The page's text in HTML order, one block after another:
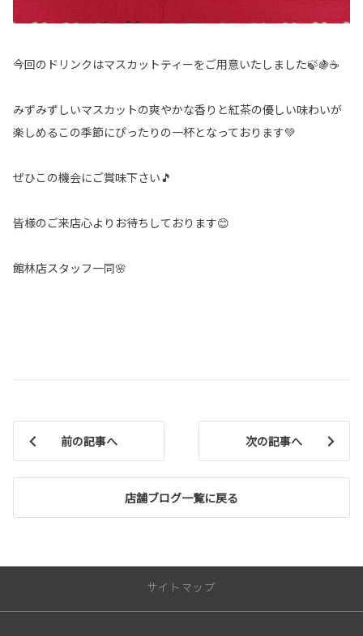
今回のドリンクはマスカットティーをご用意いたしました🍃🍇☕
みずみずしいマスカットの爽やかな香りと紅茶の優しい味わいが
楽しめるこの季節にぴったりの一杯となっております💚
ぜひこの機会にご賞味下さい🎵
皆様のご来店心よりお待ちしております😊
館林店スタッフ一同🌸
前の記事へ
店舗ブログ一覧に戻る
次の記事へ
サイトマップ